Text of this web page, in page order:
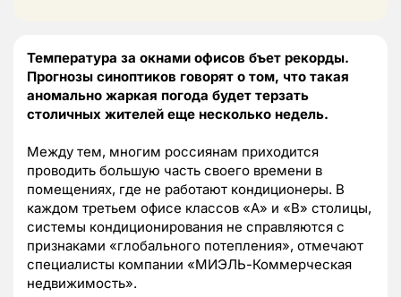
Температура за окнами офисов бъет рекорды.
Прогнозы синоптиков говорят о том, что такая
аномально жаркая погода будет терзать
столичных жителей еще несколько недель.
Между тем, многим россиянам приходится
проводить большую часть своего времени в
помещениях, где не работают кондиционеры. В
каждом третьем офисе классов «А» и «В» столицы,
системы кондиционирования не справляются с
признаками «глобального потепления», отмечают
специалисты компании «МИЭЛЬ-Коммерческая
недвижимость».